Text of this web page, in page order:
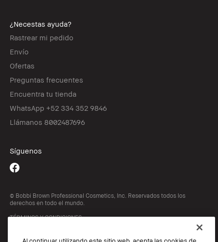
¿Necestas ayuda?
Rastrear mi pedido
Envío
Ofertas
Preguntas frecuentes
Encuentra tu tienda
WhatsApp +52 334 352 9846
Llámanos 8002487696
Síguenos
© Bobbi Brown Professional Cosmetics, Inc. Reservados todos los
derechos en todo el mundo.
TÉRMINOS Y CONDICIONES